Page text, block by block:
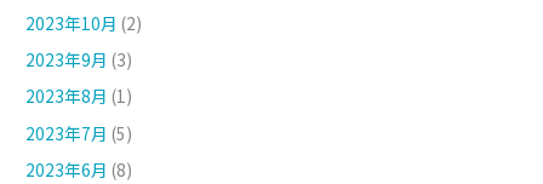
2023年10月 (2)
2023年9月 (3)
2023年8月 (1)
2023年7月 (5)
2023年6月 (8)